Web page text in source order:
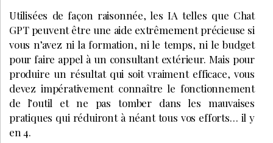
Utilisées de façon raisonnée, les IA telles que Chat
GPT peuvent être une aide extrêmement précieuse si
vous n’avez ni la formation, ni le temps, ni le budget
pour faire appel à un consultant extérieur. Mais pour
produire un résultat qui soit vraiment efficace, vous
devez impérativement connaître le fonctionnement
de l’outil et ne pas tomber dans les mauvaises
pratiques qui réduiront à néant tous vos efforts… il y
en 4.